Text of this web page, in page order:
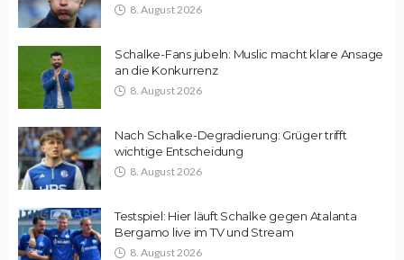
8. August 2026
Schalke-Fans jubeln: Muslic macht klare Ansage
an die Konkurrenz
8. August 2026
Nach Schalke-Degradierung: Grüger trifft
wichtige Entscheidung
8. August 2026
Testspiel: Hier läuft Schalke gegen Atalanta
Bergamo live im TV und Stream
8. August 2026